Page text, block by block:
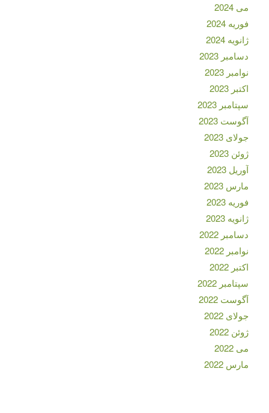
می 2024
فوریه 2024
ژانویه 2024
دسامبر 2023
نوامبر 2023
اکتبر 2023
سپتامبر 2023
آگوست 2023
جولای 2023
ژوئن 2023
آوریل 2023
مارس 2023
فوریه 2023
ژانویه 2023
دسامبر 2022
نوامبر 2022
اکتبر 2022
سپتامبر 2022
آگوست 2022
جولای 2022
ژوئن 2022
می 2022
مارس 2022